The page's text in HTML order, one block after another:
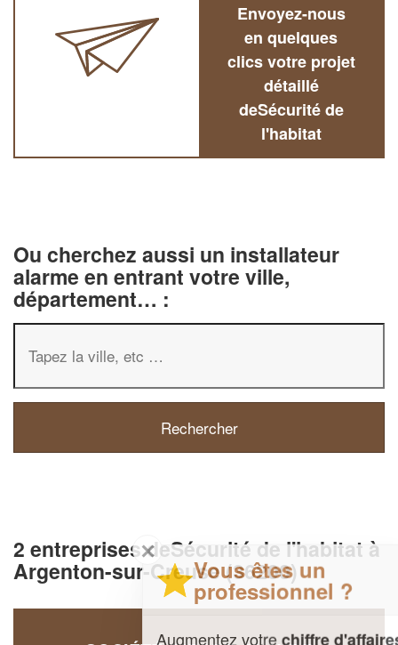
Envoyez-nous
en quelques
clics votre projet
détaillé
deSécurité de
l'habitat
Ou cherchez aussi un installateur
alarme en entrant votre ville,
département… :
2 entreprises deSécurité de l'habitat à
Argenton-sur-Creuse (36200)
✕
Vous êtes un
professionnel ?
Augmentez votrechiffre d'affaireset